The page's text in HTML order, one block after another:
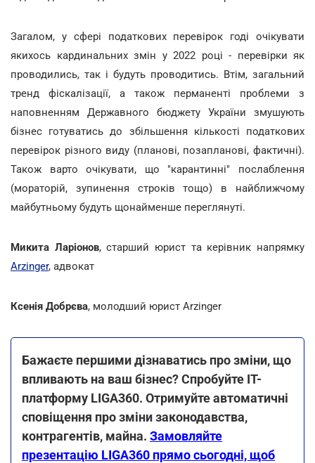
Загалом, у сфері податкових перевірок годі очікувати
якихось кардинальних змін у 2022 році - перевірки як
проводились, так і будуть проводитись. Втім, загальний
тренд фіскалізації, а також перманенті проблеми з
наповненням Державного бюджету України змушують
бізнес готуватись до збільшення кількості податкових
перевірок різного виду (планові, позапланові, фактичні).
Також варто очікувати, що "карантинні" послаблення
(мораторій, зупинення строків тощо) в найближчому
майбутньому будуть щонайменше переглянуті.
Микита Ларіонов, старший юрист та керівник напрямку
Arzinger, адвокат
Ксенія Добрєва, молодший юрист Arzinger
Бажаєте першими дізнаватись про зміни, що
впливають на ваш бізнес? Спробуйте ІТ-
платформу LIGA360. Отримуйте автоматичні
сповіщення про зміни законодавства,
контрагентів, майна. Замовляйте
презентацію LIGA360 прямо сьогодні, щоб